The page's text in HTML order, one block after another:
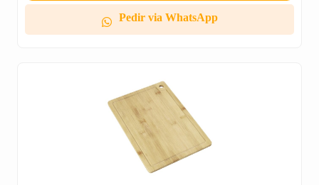
Pedir via WhatsApp